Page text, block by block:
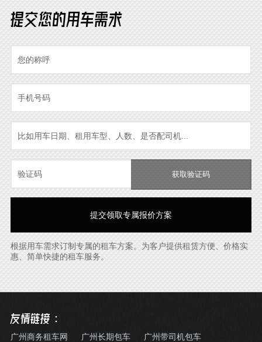
提交您的用车需求
获取验证码
根据用车需求订制专属的租车方案。为客户提供租赁方便、价格实
惠、简单快捷的租车服务。
友情链接：
广州商务租车网 广州长期包车
广州带司机包车